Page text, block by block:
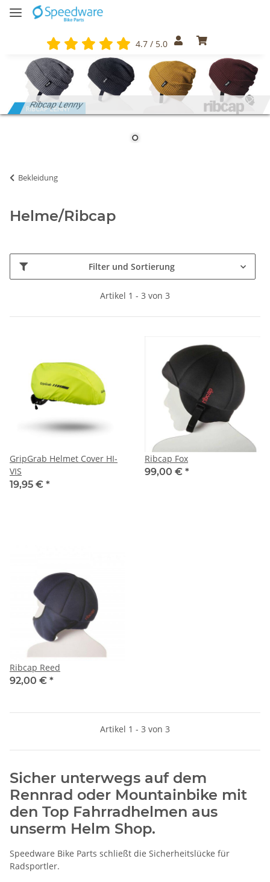
4.7 / 5.0
Ribcap Lenny
Bekleidung
Helme/Ribcap
Filter und Sortierung
Artikel 1 - 3 von 3
GripGrab Helmet Cover HI-
VIS
19,95 € *
Ribcap Fox
99,00 € *
Ribcap Reed
92,00 € *
Artikel 1 - 3 von 3
Sicher unterwegs auf dem
Rennrad oder Mountainbike mit
den Top Fahrradhelmen aus
unserm Helm Shop.
Speedware Bike Parts schließt die Sicherheitslücke für
Radsportler.